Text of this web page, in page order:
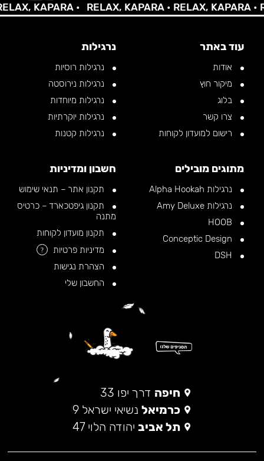
KAPARA • RELAX, KAPARA •RELAX, KAPARA •
עוד באתר
אודות
מיקור חוץ
בלוג
צרו קשר
רישום למועדון לקוחות
נרגילות
נרגילות רוסיות
נרגילות נירוסטה
נרגילות מיוחדות
נרגילות יוקרתיות
נרגילות קטנות
מתוגים מובילים
נרגילות Alpha Hookah
נרגילות Amy Deluxe
חשבון ומדיניות
תקנון אתר – תנאי שימוש
תקנון גיפטכארד – כרטיס
מתנה
תקנון מועדון לקוחות
מדיניות פרטיות
?
הצהרת נגישות
החשבון שלי
חיפה דרך יפו 33
כרמיאל נשיאי ישראל 9
תל אביב יהודה הלוי 47